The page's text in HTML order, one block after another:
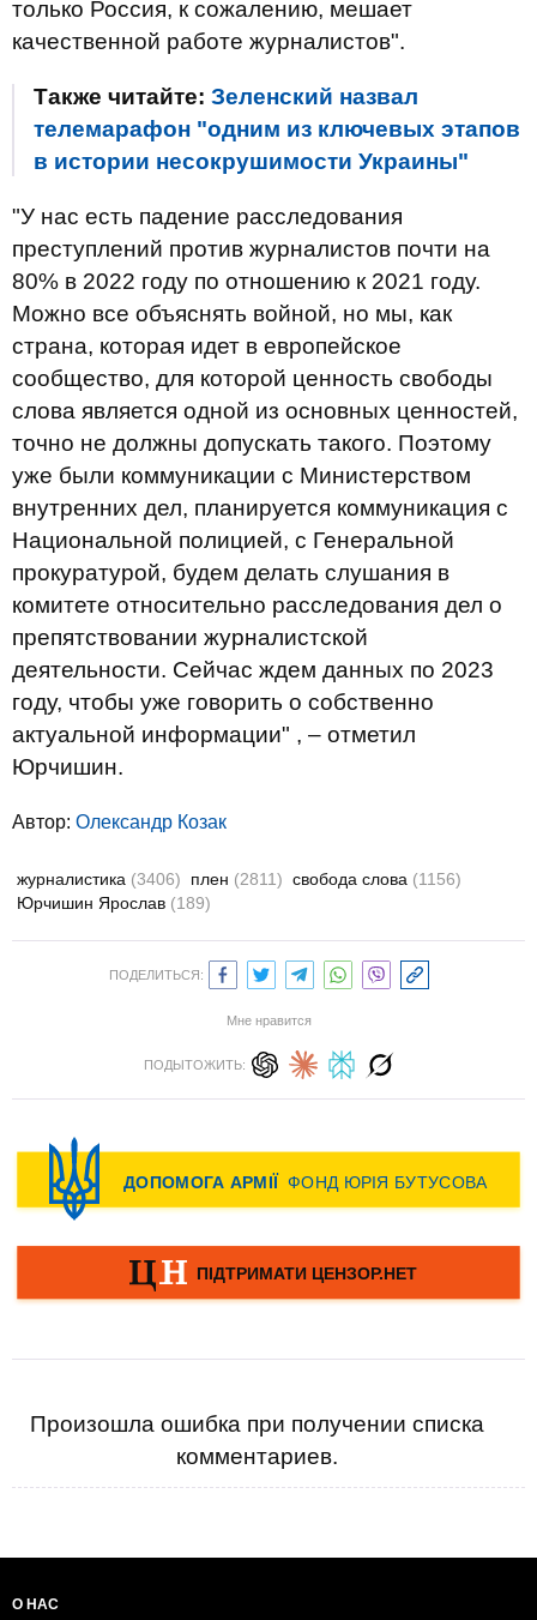
только Россия, к сожалению, мешает
качественной работе журналистов".
Также читайте: Зеленский назвал
телемарафон "одним из ключевых этапов
в истории несокрушимости Украины"
"У нас есть падение расследования
преступлений против журналистов почти на
80% в 2022 году по отношению к 2021 году.
Можно все объяснять войной, но мы, как
страна, которая идет в европейское
сообщество, для которой ценность свободы
слова является одной из основных ценностей,
точно не должны допускать такого. Поэтому
уже были коммуникации с Министерством
внутренних дел, планируется коммуникация с
Национальной полицией, с Генеральной
прокуратурой, будем делать слушания в
комитете относительно расследования дел о
препятствовании журналистской
деятельности. Сейчас ждем данных по 2023
году, чтобы уже говорить о собственно
актуальной информации" , – отметил
Юрчишин.
Автор: Олександр Козак
журналистика (3406) плен (2811) свобода слова (1156)
Юрчишин Ярослав (189)
ПОДЕЛИТЬСЯ:
Мне нравится
ПОДЫТОЖИТЬ:
Произошла ошибка при получении списка
комментариев.
О НАС